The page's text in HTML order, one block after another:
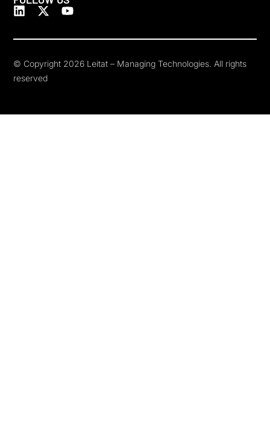
© Copyright 2026 Leitat – Managing Technologies. All rights
reserved